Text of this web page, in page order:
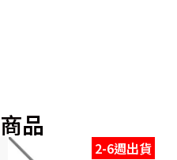
品
2-6週出貨